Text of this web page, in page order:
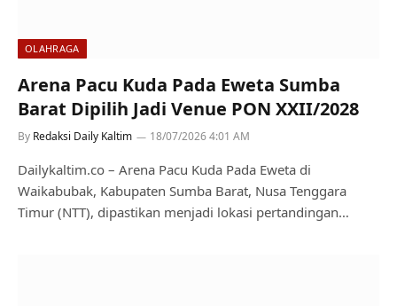
OLAHRAGA
Arena Pacu Kuda Pada Eweta Sumba
Barat Dipilih Jadi Venue PON XXII/2028
By Redaksi Daily Kaltim 18/07/2026 4:01 AM
Dailykaltim.co – Arena Pacu Kuda Pada Eweta di
Waikabubak, Kabupaten Sumba Barat, Nusa Tenggara
Timur (NTT), dipastikan menjadi lokasi pertandingan…